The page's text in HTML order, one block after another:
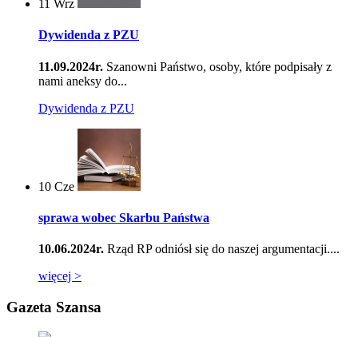
11 Wrz
Dywidenda z PZU
11.09.2024r. Szanowni Państwo, osoby, które podpisały z
nami aneksy do...
Dywidenda z PZU
10 Cze
sprawa wobec Skarbu Państwa
10.06.2024r. Rząd RP odniósł się do naszej argumentacji....
więcej >
Gazeta Szansa